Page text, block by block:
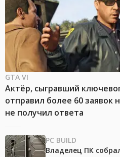
GTA VI
Актёр, сыгравший
отправил более 60 заявок
не получил ответа
PC BUILD
Владелец ПК